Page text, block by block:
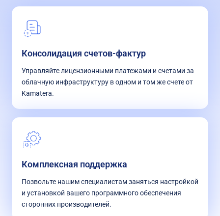
Консолидация счетов-фактур
Управляйте лицензионными платежами и счетами за
облачную инфраструктуру в одном и том же счете от
Kamatera.
Комплексная поддержка
Позвольте нашим специалистам заняться настройкой
и установкой вашего программного обеспечения
сторонних производителей.